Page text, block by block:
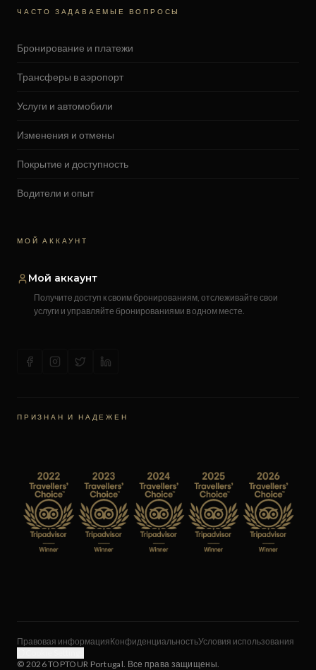
ЧАСТО ЗАДАВАЕМЫЕ ВОПРОСЫ
Бронирование и платежи
Трансферы в аэропорт
Услуги и автомобили
Изменения и отмены
Покрытие и доступность
Водители и опыт
МОЙ АККАУНТ
Мой аккаунт
Получите доступ к своим бронированиям, отслеживайте свои
услуги и управляйте бронированиями в одном месте.
ПРИЗНАН И НАДЕЖЕН
Правовая информацияКонфиденциальностьУсловия использования
© 2026TOPTOUR Portugal. Все права защищены.